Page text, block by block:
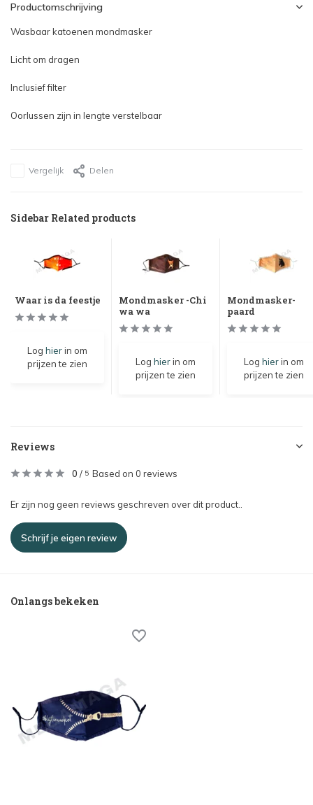
Productomschrijving
Wasbaar katoenen mondmasker
Licht om dragen
Inclusief filter
Oorlussen zijn in lengte verstelbaar
Vergelijk Delen
Sidebar Related products
Waar is da feestje
Log hierin om
prijzen te zien
Mondmasker -Chi
wa wa
Log hierin om
prijzen te zien
Mondmasker-
paard
Log hierin om
prijzen te zien
Reviews
0 / 5 Based on 0 reviews
Er zijn nog geen reviews geschreven over dit product..
Schrijf je eigen review
Onlangs bekeken